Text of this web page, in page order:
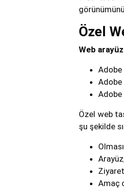
Özel
Web
Adobe
Özel web
şu şekilde
Amaç